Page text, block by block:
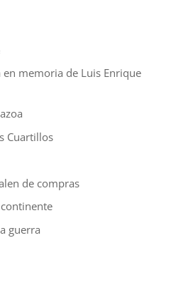
memoria de Luis Enrique
Cuartillos
de compras
guerra